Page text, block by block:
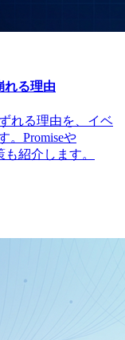
れる理由
れる理由を、イベ
。Promiseや
紹介します。